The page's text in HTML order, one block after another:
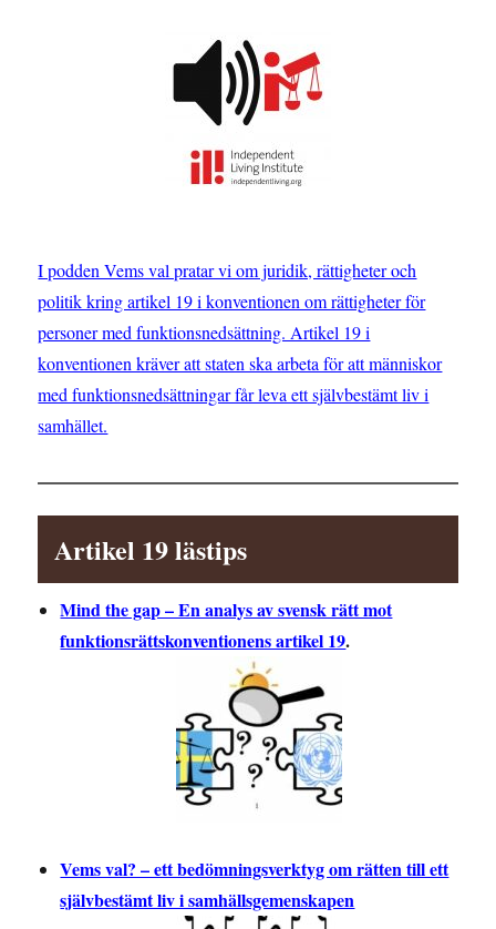
I podden Vems val pratar vi om juridik, rättigheter och
politik kring artikel 19 i konventionen om rättigheter för
personer med funktionsnedsättning. Artikel 19 i
konventionen kräver att staten ska arbeta för att människor
med funktionsnedsättningar får leva ett självbestämt liv i
samhället.
Artikel 19 lästips
Mind the gap – En analys av svensk rätt mot
funktionsrättskonventionens artikel 19.
Vems val? – ett bedömningsverktyg om rätten till ett
självbestämt liv i samhällsgemenskapen